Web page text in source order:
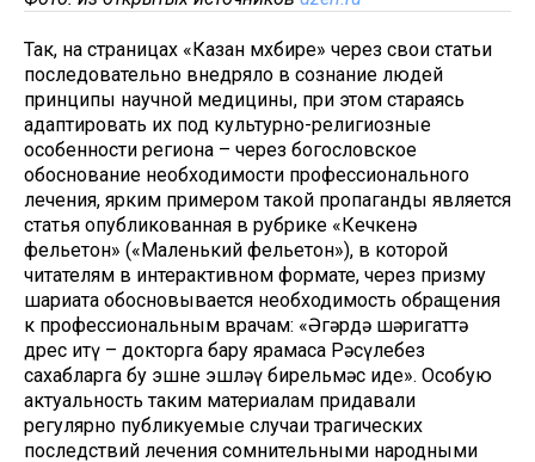
Так, на страницах «Казан мөхбире» через свои статьи
последовательно внедряло в сознание людей
принципы научной медицины, при этом стараясь
адаптировать их под культурно-религиозные
особенности региона – через богословское
обоснование необходимости профессионального
лечения, ярким примером такой пропаганды является
статья опубликованная в рубрике «Кечкенә
фельетон» («Маленький фельетон»), в которой
читателям в интерактивном формате, через призму
шариата обосновывается необходимость обращения
к профессиональным врачам: «Әгәрдә шәригаттә
дөрес итү – докторга бару ярамаса Рәсүлебез
сахабларга бу эшне эшләү бирельмәс иде». Особую
актуальность таким материалам придавали
регулярно публикуемые случаи трагических
последствий лечения сомнительными народными